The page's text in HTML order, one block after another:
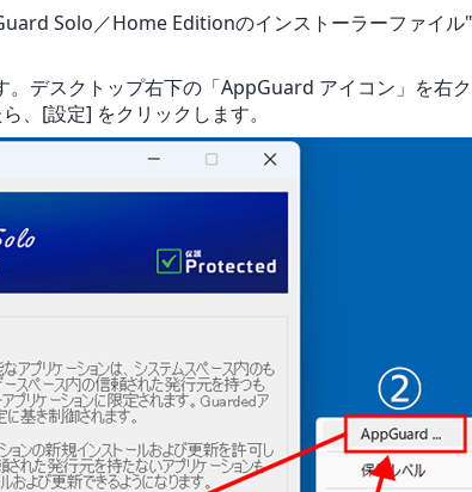
Solo／Home Editionのインストーラーファイ
デスクトップ右下の「AppGuard アイコン」を右
、[設定] をクリックします。